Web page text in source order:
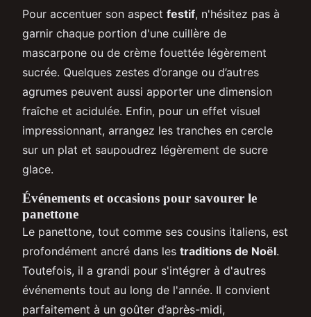
Pour accentuer son aspect festif, n'hésitez pas à
garnir chaque portion d'une cuillère de
mascarpone ou de crème fouettée légèrement
sucrée. Quelques zestes d’orange ou d’autres
agrumes peuvent aussi apporter une dimension
fraîche et acidulée. Enfin, pour un effet visuel
impressionnant, arrangez les tranches en cercle
sur un plat et saupoudrez légèrement de sucre
glace.
Événements et occasions pour savourer le
panettone
Le panettone, tout comme ses cousins italiens, est
profondément ancré dans les traditions de Noël.
Toutefois, il a grandi pour s'intégrer à d'autres
événements tout au long de l'année. Il convient
parfaitement à un goûter d’après-midi,